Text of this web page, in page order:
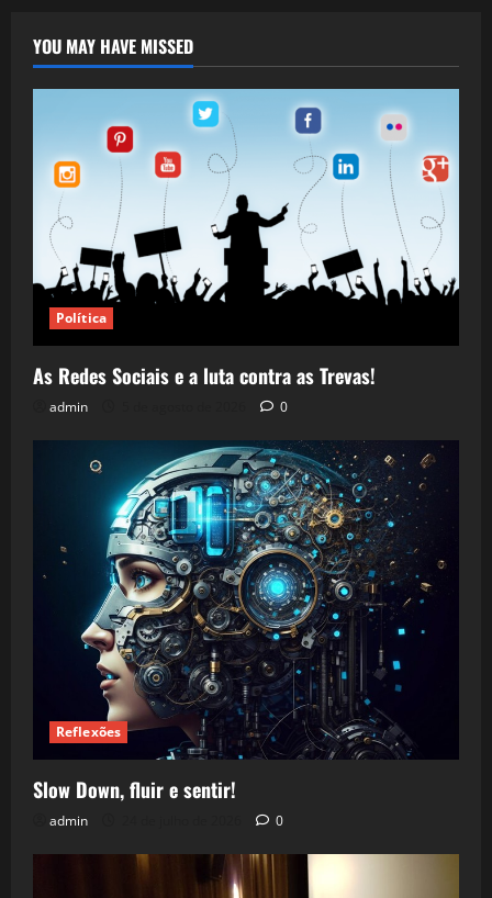
YOU MAY HAVE MISSED
Política
As Redes Sociais e a luta contra as Trevas!
admin 0
Reflexões
Slow Down, fluir e sentir!
admin 0